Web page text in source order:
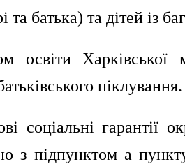
та батька) та дітей із
освіти
піклування.
соціальні гарантії
з підпунктом а